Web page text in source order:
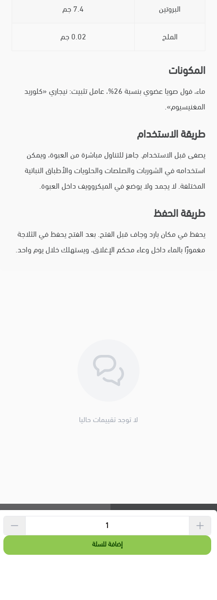
إضافة للسلة
البروتين 7.4 جم
الملح 0.02 جم
المكونات
ماء، فول صويا عضوي بنسبة 26%، عامل تثبيت: نيجاري «كلوريد
المغنيسيوم».
طريقة الاستخدام
يصفى قبل الاستخدام. جاهز للتناول مباشرة من العبوة، ويمكن
استخدامه في الشوربات والصلصات والحلويات والأطباق النباتية
المختلفة. لا يجمد ولا يوضع في الميكروويف داخل العبوة.
طريقة الحفظ
يحفظ في مكان بارد وجاف قبل الفتح. بعد الفتح يحفظ في الثلاجة
مغمورًا بالماء داخل وعاء محكم الإغلاق، ويستهلك خلال يوم واحد.
لا توجد تقييمات حاليا
"بنانا" علامة تجارية سعودية مُسجلة
تقدم باقة واسعة من المنتجات
الحقوق محفوظة | 2026 Banana.sa